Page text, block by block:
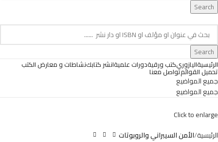
Search
Search
الرئيسيةاليازوريكتب ورقيةدورات علميةانشر كتابكنشاطات و معارض الكتب
تحميل القوائمتواصل معنا
جميع المواضيع
جميع المواضيع
Click to enlarge
الرئيسية الأمن السيبراني والروبوتات